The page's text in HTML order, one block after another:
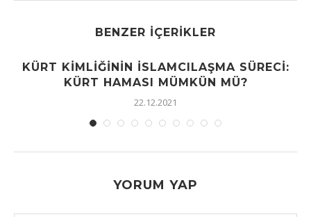
BENZER İÇERIKLER
KÜRT KIMLIĞININ İSLAMCILAŞMA SÜRECI:
KÜRT HAMASI MÜMKÜN MÜ?
22.12.2021
YORUM YAP